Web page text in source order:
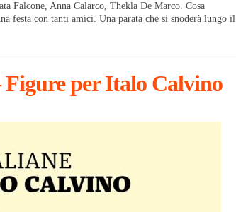
Falcone, Anna Calarco, Thekla De Marco. Cosa
festa con tanti amici. Una parata che si snoderà lungo il
Figure per Italo Calvino